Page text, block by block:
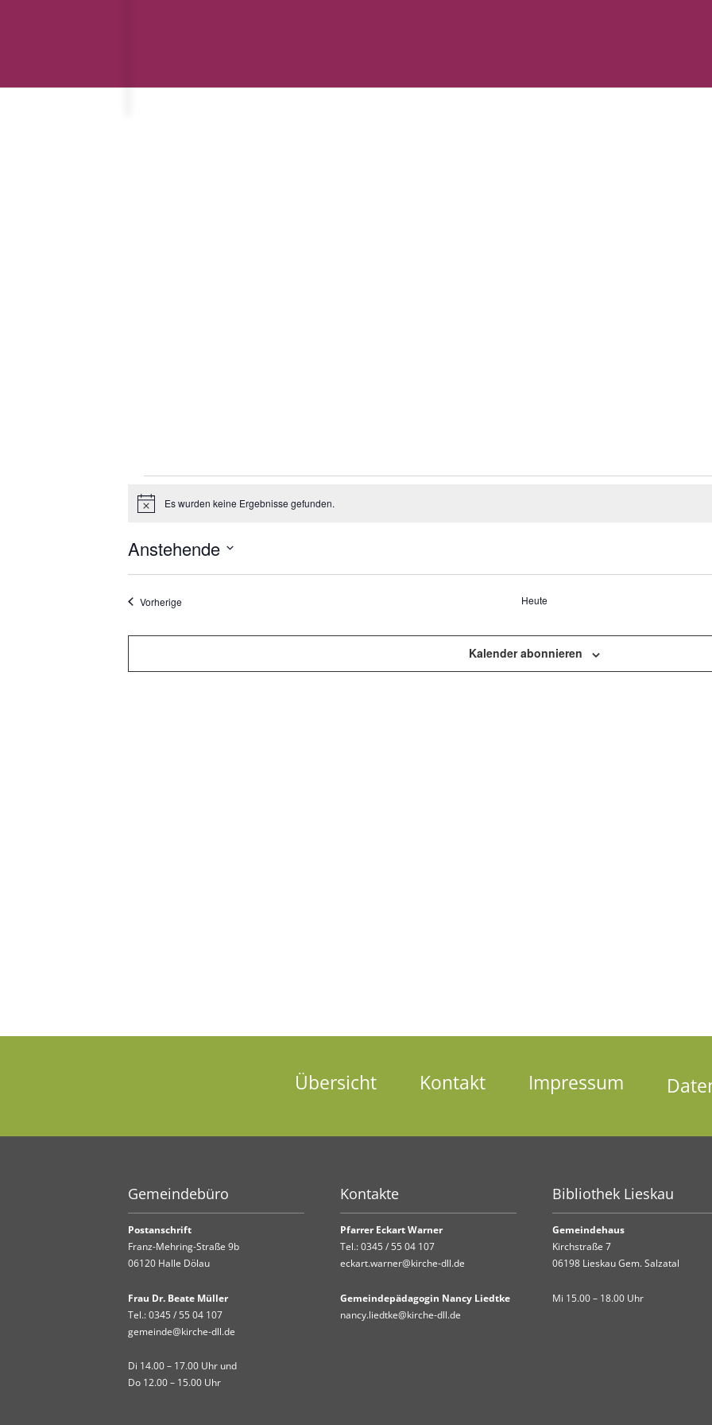
Veranstaltungen
HinweisEs wurden keine Ergebnisse gefunden.
Anstehende
Vorherige Heute
Kalender abonnieren
Übersicht Kontakt Impressum
Gemeindebüro
Postanschrift
Franz-Mehring-Straße 9b
06120 Halle Dölau
Frau Dr. Beate Müller
Tel.:0345 / 55 04 107
gemeinde@kirche-dll.de
Di 14.00 – 17.00 Uhr und
Do 12.00 – 15.00 Uhr
Kontakte
Pfarrer Eckart Warner
Tel.:0345 / 55 04 107
eckart.warner@kirche-dll.de
Gemeindepädagogin Nancy Liedtke
nancy.liedtke@kirche-dll.de
Bibliothek Lieskau
Gemeindehaus
Kirchstraße 7
06198 Lieskau Gem. Salzatal
Mi 15.00 – 18.00 Uhr